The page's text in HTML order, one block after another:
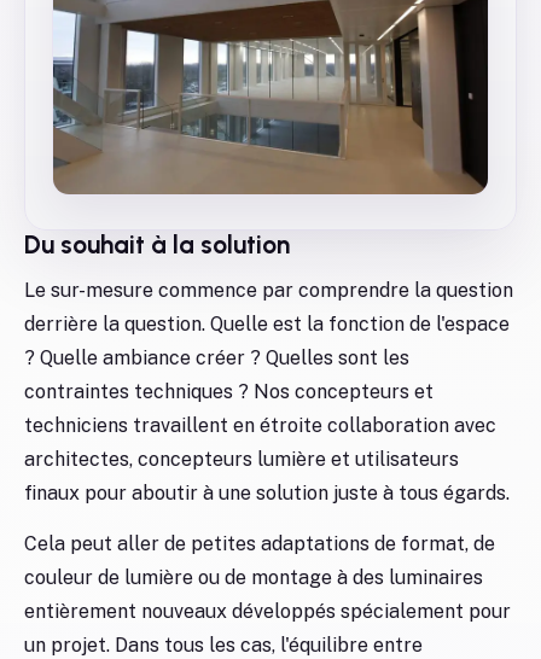
Du souhait à la solution
Le sur-mesure commence par comprendre la question
derrière la question. Quelle est la fonction de l'espace
? Quelle ambiance créer ? Quelles sont les
contraintes techniques ? Nos concepteurs et
techniciens travaillent en étroite collaboration avec
architectes, concepteurs lumière et utilisateurs
finaux pour aboutir à une solution juste à tous égards.
Cela peut aller de petites adaptations de format, de
couleur de lumière ou de montage à des luminaires
entièrement nouveaux développés spécialement pour
un projet. Dans tous les cas, l'équilibre entre